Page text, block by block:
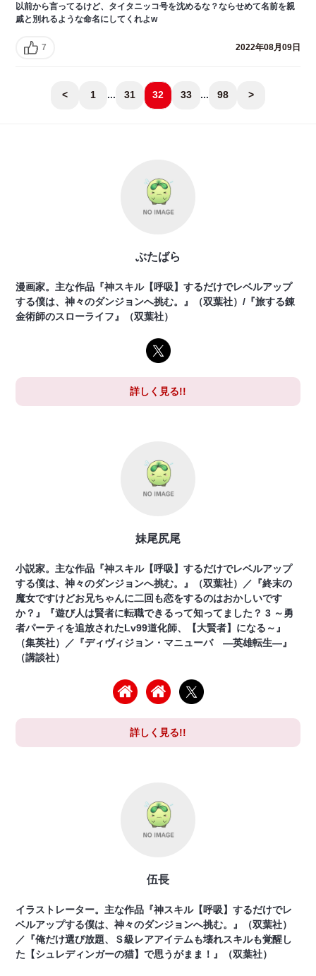
以前から言ってるけど、タイタニッコ号を沈めるな？ならせめて名前を親
戚と別れるような命名にしてくれよw
7 2022年08月09日
< 1 ... 31 32 33 ... 98 >
ぶたばら
漫画家。主な作品『神スキル【呼吸】するだけでレベルアップ
する僕は、神々のダンジョンへ挑む。』（双葉社）/『旅する錬
金術師のスローライフ』（双葉社）
詳しく見る!!
妹尾尻尾
小説家。主な作品『神スキル【呼吸】するだけでレベルアップ
する僕は、神々のダンジョンへ挑む。』（双葉社）／『終末の
魔女ですけどお兄ちゃんに二回も恋をするのはおかしいです
か？』『遊び人は賢者に転職できるって知ってました？ 3 ～勇
者パーティを追放されたLv99道化師、【大賢者】になる～』
（集英社）／『ディヴィジョン・マニューバ ―英雄転生―』
（講談社）
詳しく見る!!
伍長
イラストレーター。主な作品『神スキル【呼吸】するだけでレ
ベルアップする僕は、神々のダンジョンへ挑む。』（双葉社）
／『俺だけ選び放題、Ｓ級レアアイテムも壊れスキルも覚醒し
た【シュレディンガーの猫】で思うがまま！』（双葉社）